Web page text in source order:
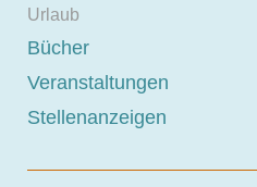
Urlaub
Bücher
Veranstaltungen
Stellenanzeigen